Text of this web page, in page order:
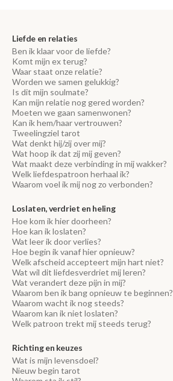
Liefde en relaties
Ben ik klaar voor de liefde?
Komt mijn ex terug?
Waar staat onze relatie?
Worden we samen gelukkig?
Is dit mijn soulmate?
Kan mijn relatie nog gered worden?
Moeten we gaan samenwonen?
Kan ik hem/haar vertrouwen?
Tweelingziel tarot
Wat denkt hij/zij over mij?
Wat hoop ik dat zij mij geven?
Wat maakt deze verbinding in mij wakker?
Welk liefdespatroon herhaal ik?
Waarom voel ik mij nog zo verbonden?
Loslaten, verdriet en heling
Hoe kom ik hier doorheen?
Hoe kan ik loslaten?
Wat leer ik door verlies?
Hoe begin ik vanaf hier opnieuw?
Welk afscheid accepteert mijn hart niet?
Wat wil dit liefdesverdriet mij leren?
Wat verandert deze pijn in mij?
Waarom ben ik bang opnieuw te beginnen?
Waarom wacht ik nog steeds?
Waarom kan ik niet loslaten?
Welk patroon trekt mij steeds terug?
Richting en keuzes
Wat is mijn levensdoel?
Nieuw begin tarot